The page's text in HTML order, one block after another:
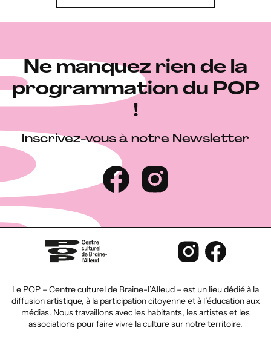
Ne manquez rien de la
programmation du POP
!
Inscrivez-vous à notre Newsletter
Le POP – Centre culturel de Braine-l’Alleud – est un lieu dédié à la
diffusion artistique, à la participation citoyenne et à l’éducation aux
médias. Nous travaillons avec les habitants, les artistes et les
associations pour faire vivre la culture sur notre territoire.